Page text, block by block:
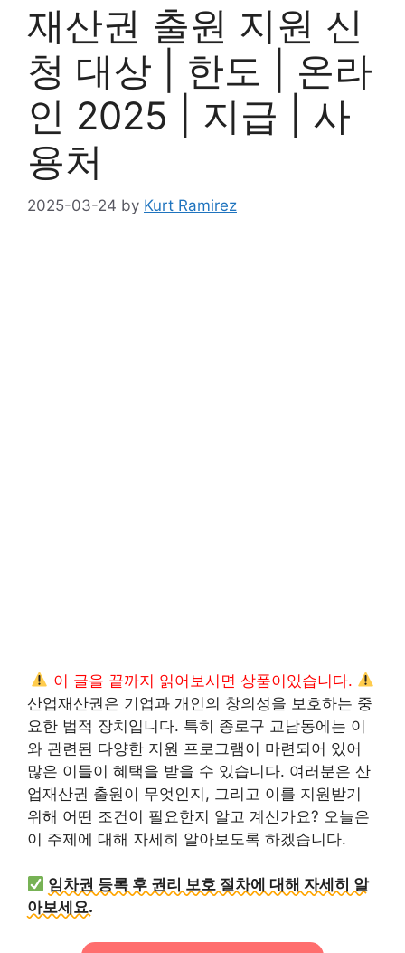
재산권 출원 지원 신
청 대상 | 한도 | 온라
인 2025 | 지급 | 사
용처
2025-03-24 by Kurt Ramirez
이 글을 끝까지 읽어보시면 상품이있습니다.
산업재산권은 기업과 개인의 창의성을 보호하는 중
요한 법적 장치입니다. 특히 종로구 교남동에는 이
와 관련된 다양한 지원 프로그램이 마련되어 있어
많은 이들이 혜택을 받을 수 있습니다. 여러분은 산
업재산권 출원이 무엇인지, 그리고 이를 지원받기
위해 어떤 조건이 필요한지 알고 계신가요? 오늘은
이 주제에 대해 자세히 알아보도록 하겠습니다.
임차권 등록 후 권리 보호 절차에 대해 자세히 알
아보세요.